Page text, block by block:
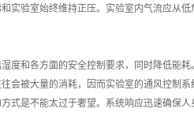
实验室始终维持正压。实验室内气流应从低
度和各方面的安全控制要求，同时降低能
被大量的消耗，因而实验室的通风控制系
式是不能太过于奢望。系统响应迅速确保